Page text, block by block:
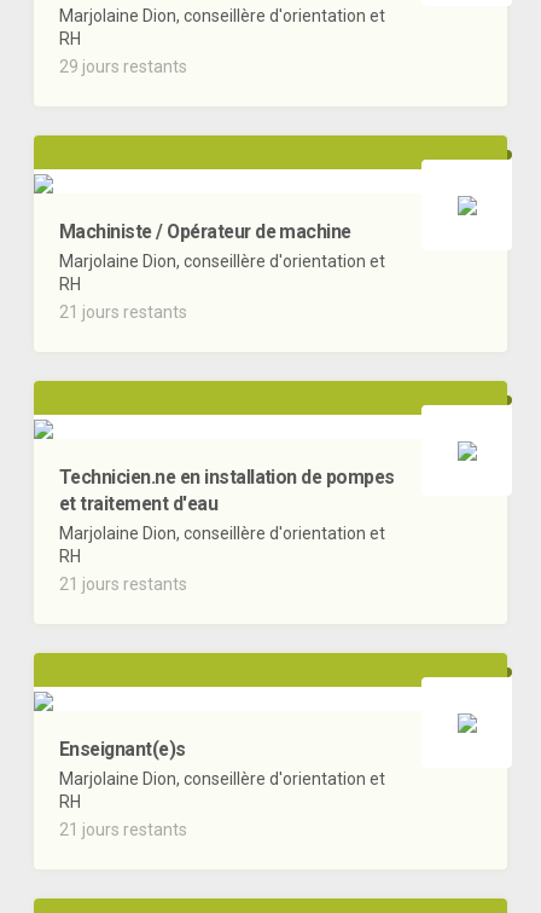
Marjolaine Dion, conseillère d'orientation et
RH
29 jours restants
Machiniste / Opérateur de machine
Marjolaine Dion, conseillère d'orientation et
RH
21 jours restants
Technicien.ne en installation de pompes
et traitement d'eau
Marjolaine Dion, conseillère d'orientation et
RH
21 jours restants
Enseignant(e)s
Marjolaine Dion, conseillère d'orientation et
RH
21 jours restants